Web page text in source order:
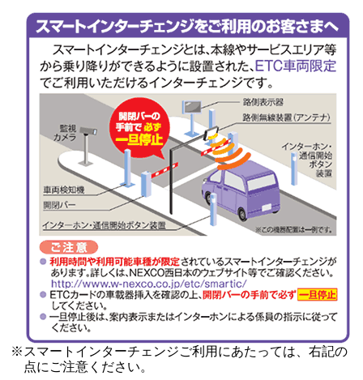
※スマートインターチェンジご利用にあたっては、右記の
点にご注意ください。